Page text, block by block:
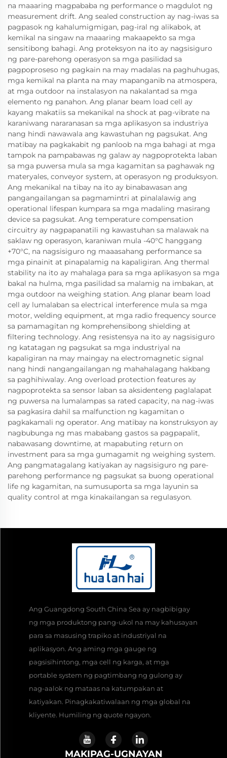
na maaaring magpababa ng performance o magdulot ng
measurement drift. Ang sealed construction ay nag-iwas sa
pagpasok ng kahalumigmigan, pag-iral ng alikabok, at
kemikal na singaw na maaaring makaapekto sa mga
sensitibong bahagi. Ang proteksyon na ito ay nagsisiguro
ng pare-parehong operasyon sa mga pasilidad sa
pagpoproseso ng pagkain na may madalas na paghuhugas,
mga kemikal na planta na may mapanganib na atmospera,
at mga outdoor na instalasyon na nakalantad sa mga
elemento ng panahon. Ang planar beam load cell ay
kayang makatiis sa mekanikal na shock at pag-vibrate na
karaniwang nararanasan sa mga aplikasyon sa industriya
nang hindi nawawala ang kawastuhan ng pagsukat. Ang
matibay na pagkakabit ng panloob na mga bahagi at mga
tampok na pampabawas ng galaw ay nagpoprotekta laban
sa mga puwersa mula sa mga kagamitan sa paghawak ng
materyales, conveyor system, at operasyon ng produksyon.
Ang mekanikal na tibay na ito ay binabawasan ang
pangangailangan sa pagmamintri at pinalalawig ang
operational lifespan kumpara sa mga madaling masirang
device sa pagsukat. Ang temperature compensation
circuitry ay nagpapanatili ng kawastuhan sa malawak na
saklaw ng operasyon, karaniwan mula -40°C hanggang
+70°C, na nagsisiguro ng maaasahang performance sa
mga pinainit at pinapalamig na kapaligiran. Ang thermal
stability na ito ay mahalaga para sa mga aplikasyon sa mga
bakal na hulma, mga pasilidad sa malamig na imbakan, at
mga outdoor na weighing station. Ang planar beam load
cell ay lumalaban sa electrical interference mula sa mga
motor, welding equipment, at mga radio frequency source
sa pamamagitan ng komprehensibong shielding at
filtering technology. Ang resistensya na ito ay nagsisiguro
ng katatagan ng pagsukat sa mga industriyal na
kapaligiran na may maingay na electromagnetic signal
nang hindi nangangailangan ng mahahalagang hakbang
sa paghihiwalay. Ang overload protection features ay
nagpoprotekta sa sensor laban sa aksidenteng paglalapat
ng puwersa na lumalampas sa rated capacity, na nag-iwas
sa pagkasira dahil sa malfunction ng kagamitan o
pagkakamali ng operator. Ang matibay na konstruksyon ay
nagbubunga ng mas mababang gastos sa pagpapalit,
nabawasang downtime, at mapabuting return on
investment para sa mga gumagamit ng weighing system.
Ang pangmatagalang katiyakan ay nagsisiguro ng pare-
parehong performance ng pagsukat sa buong operational
life ng kagamitan, na sumusuporta sa mga layunin sa
quality control at mga kinakailangan sa regulasyon.
Ang Guangdong South China Sea ay nagbibigay
ng mga produktong pang-ukol na may kahusayan
para sa masusing trapiko at industriyal na
aplikasyon. Ang aming mga gauge ng
pagsisihintong, mga cell ng karga, at mga
portable system ng pagtimbang ng gulong ay
nag-aalok ng mataas na katumpakan at
katiyakan. Pinagkakatiwalaan ng mga global na
kliyente. Humiling ng quote ngayon.
MAKIPAG-UGNAYAN